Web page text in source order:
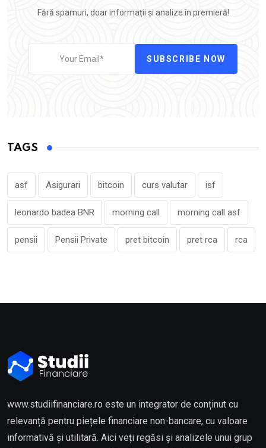
Fără spamuri, doar informații și analize în premieră!
SUBSCRIBE NOW
TAGS
asf Asigurari bitcoin curs valutar isf
leonardo badea BNR morning call morning call asf
pensii Pensii Private pret bitcoin pret rca rca
www.studiifinanciare.ro este un integrator de conținut cu
relevanță pentru piețele financiare non-bancare, cu valoare
informativă și utilitară. Aici veți regăsi și analizele unui grup